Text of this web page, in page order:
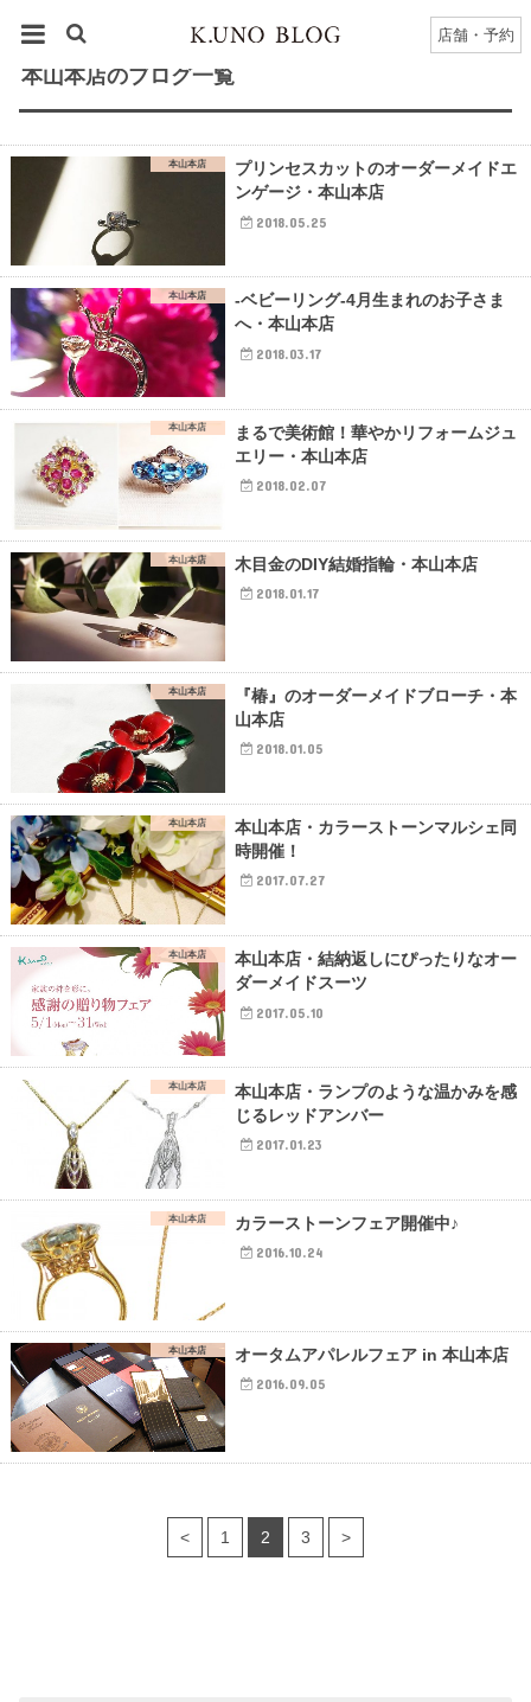
店舗・予約
本山本店のブログ一覧
本山本店
プリンセスカットのオーダーメイドエ
ンゲージ・本山本店
2018.05.25
本山本店
-ベビーリング-4月生まれのお子さま
へ・本山本店
2018.03.17
本山本店
まるで美術館！華やかリフォームジュ
エリー・本山本店
2018.02.07
本山本店 木目金のDIY結婚指輪・本山本店
2018.01.17
本山本店
『椿』のオーダーメイドブローチ・本
山本店
2018.01.05
本山本店
本山本店・カラーストーンマルシェ同
時開催！
2017.07.27
本山本店
本山本店・結納返しにぴったりなオー
ダーメイドスーツ
2017.05.10
本山本店
本山本店・ランプのような温かみを感
じるレッドアンバー
2017.01.23
本山本店 カラーストーンフェア開催中♪
2016.10.24
本山本店 オータムアパレルフェア in 本山本店
2016.09.05
< 1 2 3 >